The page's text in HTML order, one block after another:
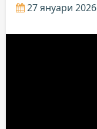
27 януари 2026